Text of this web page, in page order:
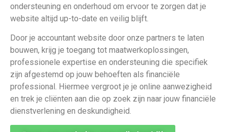
ondersteuning en onderhoud om ervoor te zorgen dat je
website altijd up-to-date en veilig blijft.
Door je accountant website door onze partners te laten
bouwen, krijg je toegang tot maatwerkoplossingen,
professionele expertise en ondersteuning die specifiek
zijn afgestemd op jouw behoeften als financiële
professional. Hiermee vergroot je je online aanwezigheid
en trek je cliënten aan die op zoek zijn naar jouw financiële
dienstverlening en deskundigheid.